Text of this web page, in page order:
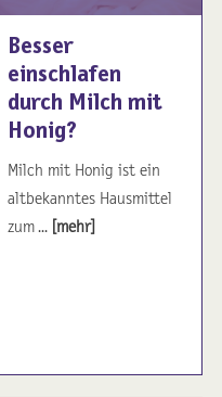
Besser
einschlafen
durch Milch mit
Honig?
Milch mit Honig ist ein
altbekanntes Hausmittel
zum ... [mehr]